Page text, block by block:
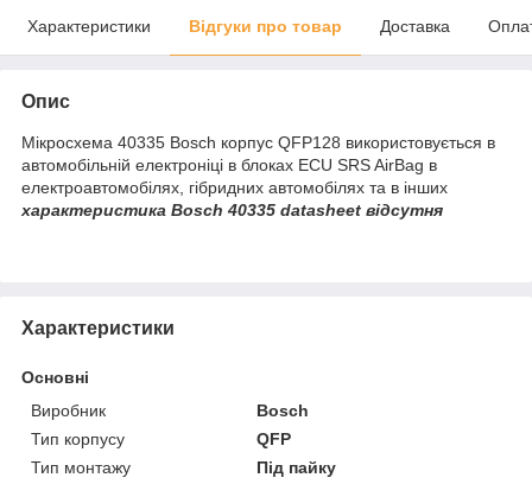
Характеристики Відгуки про товар Доставка
Опис
Мікросхема 40335 Bosch корпус QFP128 використовується в
автомобільній електроніці в блоках ECU SRS AirBag в
електроавтомобілях, гібридних автомобілях та в інших
характеристика Bosch 40335 datasheet відсутня
Характеристики
Основні
Виробник
Bosch
Тип корпусу
QFP
Тип монтажу
Під пайку